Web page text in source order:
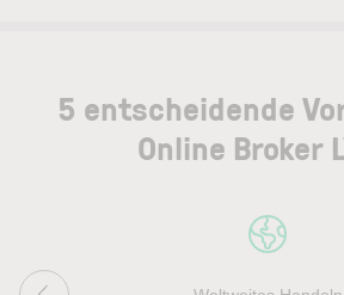
5 entscheidende
Online Broker